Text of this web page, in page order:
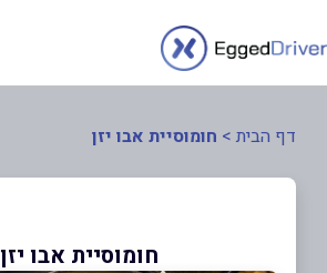
דף הבית > חומוסיית אבו יזן
חומוסיית אבו יזן